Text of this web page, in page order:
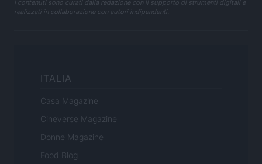
I contenuti sono curati dalla redazione con il supporto di strumenti digitali e
realizzati in collaborazione con autori indipendenti.
ITALIA
Casa Magazine
Cineverse Magazine
Donne Magazine
Food Blog